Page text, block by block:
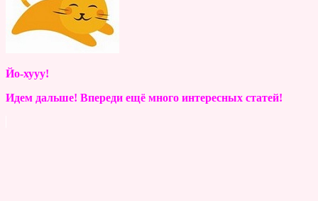
Йо-хууу!
Идем дальше! Впереди ещё много интересных статей!